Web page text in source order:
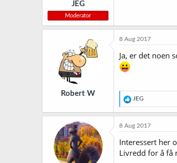
JEG
Moderator
Robert W
8 Aug 2017
Ja, er det noen
R
e
a
s
o
n
JEG
8 Aug 2017
Interessert her
Livredd for å få